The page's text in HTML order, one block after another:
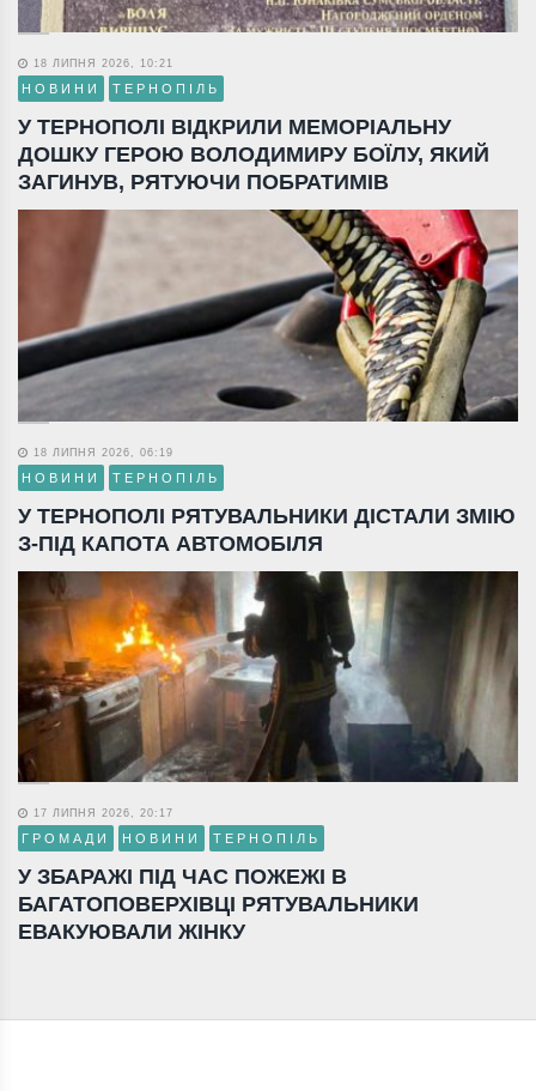
18 ЛИПНЯ 2026, 10:21
НОВИНИ ТЕРНОПІЛЬ
У ТЕРНОПОЛІ ВІДКРИЛИ МЕМОРІАЛЬНУ
ДОШКУ ГЕРОЮ ВОЛОДИМИРУ БОЇЛУ, ЯКИЙ
ЗАГИНУВ, РЯТУЮЧИ ПОБРАТИМІВ
18 ЛИПНЯ 2026, 06:19
НОВИНИ ТЕРНОПІЛЬ
У ТЕРНОПОЛІ РЯТУВАЛЬНИКИ ДІСТАЛИ ЗМІЮ
З-ПІД КАПОТА АВТОМОБІЛЯ
17 ЛИПНЯ 2026, 20:17
ГРОМАДИ НОВИНИ ТЕРНОПІЛЬ
У ЗБАРАЖІ ПІД ЧАС ПОЖЕЖІ В
БАГАТОПОВЕРХІВЦІ РЯТУВАЛЬНИКИ
ЕВАКУЮВАЛИ ЖІНКУ